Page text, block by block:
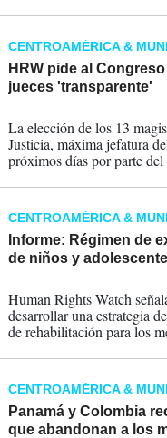
CENTROAMÉRICA &
HRW pide al
jueces 'transparente'
La elección de los 13
Justicia, máxima jefatura
próximos días por parte
CENTROAMÉRICA &
Informe: Régimen de
de niños y
Human Rights Watch
desarrollar una estrategia
de rehabilitación para los
CENTROAMÉRICA &
Panamá y Colombia
que abandonan a los